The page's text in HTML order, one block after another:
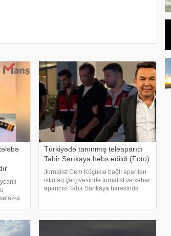
a
Türkiyədə tanınmış teleaparıcı
Tahir Sarıkaya həbs edildi (Foto)
Jurnalist Cem Küçüklə bağlı aparılan
istintaq çərçivəsində jurnalist və xəbər
aparıcısı Tahir Sarıkaya barəsində